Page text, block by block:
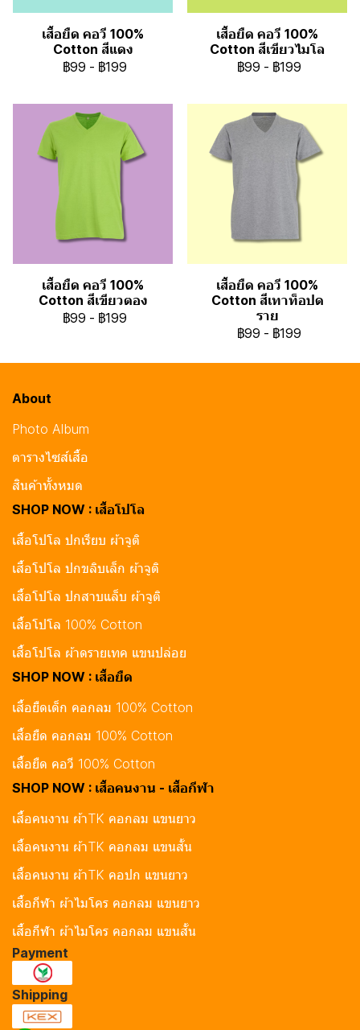
เสื้อยืด คอวี 100%
Cotton สีแดง
฿99 - ฿199
เสื้อยืด คอวี 100%
Cotton สีเขียวไมโล
฿99 - ฿199
เสื้อยืด คอวี 100%
Cotton สีเขียวตอง
฿99 - ฿199
เสื้อยืด คอวี 100%
Cotton สีเทาท็อปด
ราย
฿99 - ฿199
About
Photo Album
ตารางไซส์เสื้อ
สินค้าทั้งหมด
SHOP NOW : เสื้อโปโล
เสื้อโปโล ปกเรียบ ผ้าจูติ
เสื้อโปโล ปกขลิบเล็ก ผ้าจูติ
เสื้อโปโล ปกสาบแล็บ ผ้าจูติ
เสื้อโปโล 100% Cotton
เสื้อโปโล ผ้าดรายเทค แขนปล่อย
SHOP NOW : เสื้อยืด
เสื้อยืดเด็ก คอกลม 100% Cotton
เสื้อยืด คอกลม 100% Cotton
เสื้อยืด คอวี 100% Cotton
SHOP NOW : เสื้อคนงาน - เสื้อกีฬา
เสื้อคนงาน ผ้าTK คอกลม แขนยาว
เสื้อคนงาน ผ้าTK คอกลม แขนสั้น
เสื้อคนงาน ผ้าTK คอปก แขนยาว
เสื้อกีฬา ผ้าไมโคร คอกลม แขนยาว
เสื้อกีฬา ผ้าไมโคร คอกลม แขนสั้น
Payment
Shipping